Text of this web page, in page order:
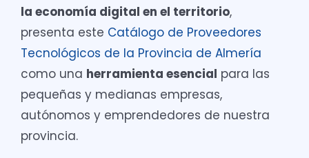
la economía digital en el territorio,
presenta este Catálogo de Proveedores
Tecnológicos de la Provincia de Almería
como una herramienta esencial para las
pequeñas y medianas empresas,
autónomos y emprendedores de nuestra
provincia.